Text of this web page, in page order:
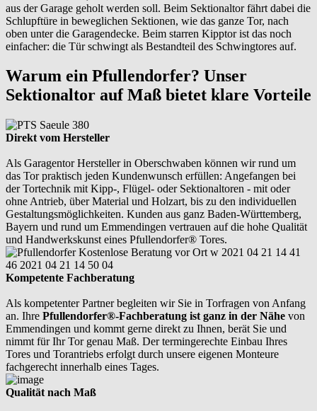
aus der Garage geholt werden soll. Beim Sektionaltor fährt dabei die
Schlupftüre in beweglichen Sektionen, wie das ganze Tor, nach
oben unter die Garagendecke. Beim starren Kipptor ist das noch
einfacher: die Tür schwingt als Bestandteil des Schwingtores auf.
Warum ein Pfullendorfer? Unser
Sektionaltor auf Maß bietet klare Vorteile
Direkt vom Hersteller
Als Garagentor Hersteller in Oberschwaben können wir rund um
das Tor praktisch jeden Kundenwunsch erfüllen: Angefangen bei
der Tortechnik mit Kipp-, Flügel- oder Sektionaltoren - mit oder
ohne Antrieb, über Material und Holzart, bis zu den individuellen
Gestaltungsmöglichkeiten. Kunden aus ganz Baden-Württemberg,
Bayern und rund um Emmendingen vertrauen auf die hohe Qualität
und Handwerkskunst eines Pfullendorfer® Tores.
Kompetente Fachberatung
Als kompetenter Partner begleiten wir Sie in Torfragen von Anfang
an. Ihre Pfullendorfer®-Fachberatung ist ganz in der Nähe von
Emmendingen und kommt gerne direkt zu Ihnen, berät Sie und
nimmt für Ihr Tor genau Maß. Der termingerechte Einbau Ihres
Tores und Torantriebs erfolgt durch unsere eigenen Monteure
fachgerecht innerhalb eines Tages.
Qualität nach Maß